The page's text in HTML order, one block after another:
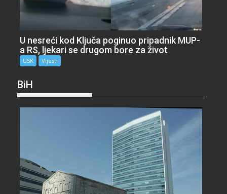
U nesreći kod Ključa poginuo pripadnik MUP-
a RS, ljekari se drugom bore za život
USK Vijesti
BiH